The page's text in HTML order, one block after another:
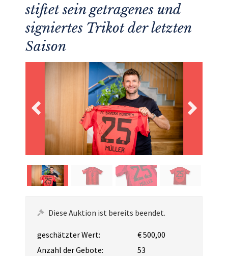
stiftet sein getragenes und
signiertes Trikot der letzten
Saison
Diese Auktion ist bereits beendet.
geschätzter Wert:
€ 500,00
Anzahl der Gebote:
53